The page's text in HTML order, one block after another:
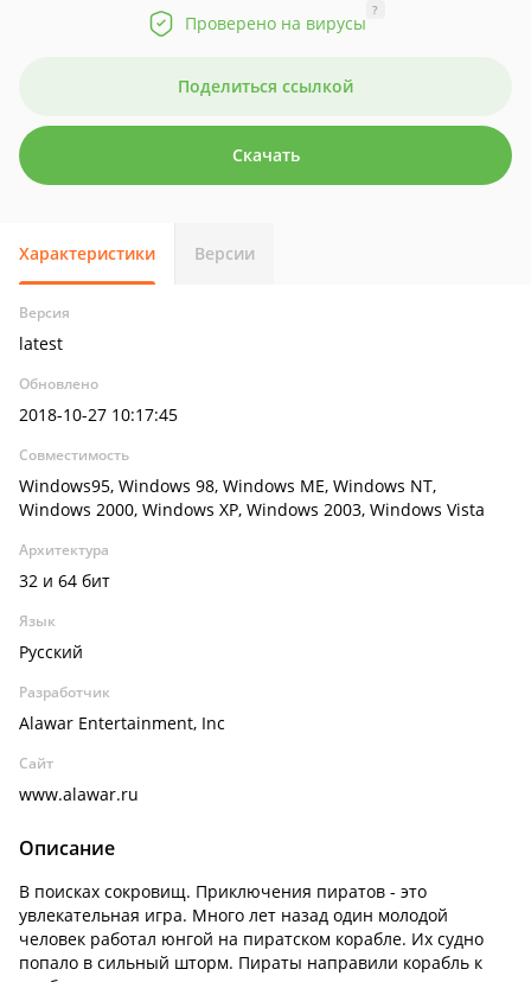
Проверено на вирусы
?
Поделиться ссылкой
Скачать
Характеристики Версии
Версия
latest
Обновлено
2018-10-27 10:17:45
Совместимость
Windows95, Windows 98, Windows ME, Windows NT,
Windows 2000, Windows XP, Windows 2003, Windows Vista
Архитектура
32 и 64 бит
Язык
Русский
Разработчик
Alawar Entertainment, Inc
Сайт
www.alawar.ru
Описание
В поисках сокровищ. Приключения пиратов - это
увлекательная игра. Много лет назад один молодой
человек работал юнгой на пиратском корабле. Их судно
попало в сильный шторм. Пираты направили корабль к